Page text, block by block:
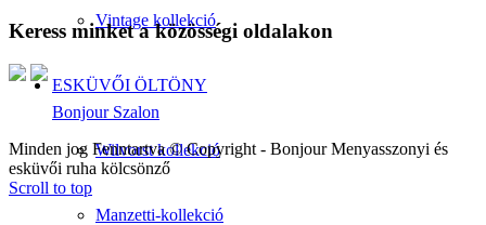
Vintage kollekció
ESKÜVŐI ÖLTÖNY
Wilvorst kollekció
Manzetti-kollekció
Keress minket a közösségi oldalakon
Bonjour Szalon
Minden jog Fenntartva © Copyright - Bonjour Menyasszonyi és
esküvői ruha kölcsönző
Scroll to top